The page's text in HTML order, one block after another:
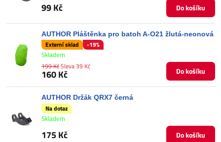
99 Kč Do košíku
AUTHOR Pláštěnka pro batoh A-O21 žlutá-neonová
Externí sklad -19%
Skladem
160 Kč
199 KčSleva 39 Kč Do košíku
AUTHOR Držák QRX7 černá
Na dotaz
Skladem
175 Kč Do košíku